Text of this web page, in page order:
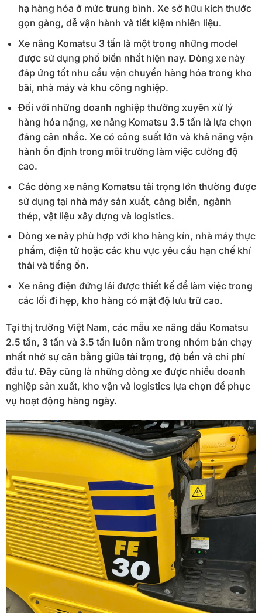
hạ hàng hóa ở mức trung bình. Xe sở hữu kích thước
gọn gàng, dễ vận hành và tiết kiệm nhiên liệu.
Xe nâng Komatsu 3 tấn là một trong những model
được sử dụng phổ biến nhất hiện nay. Dòng xe này
đáp ứng tốt nhu cầu vận chuyển hàng hóa trong kho
bãi, nhà máy và khu công nghiệp.
Đối với những doanh nghiệp thường xuyên xử lý
hàng hóa nặng, xe nâng Komatsu 3.5 tấn là lựa chọn
đáng cân nhắc. Xe có công suất lớn và khả năng vận
hành ổn định trong môi trường làm việc cường độ
cao.
Các dòng xe nâng Komatsu tải trọng lớn thường được
sử dụng tại nhà máy sản xuất, cảng biển, ngành
thép, vật liệu xây dựng và logistics.
Dòng xe này phù hợp với kho hàng kín, nhà máy thực
phẩm, điện tử hoặc các khu vực yêu cầu hạn chế khí
thải và tiếng ồn.
Xe nâng điện đứng lái được thiết kế để làm việc trong
các lối đi hẹp, kho hàng có mật độ lưu trữ cao.
Tại thị trường Việt Nam, các mẫu xe nâng dầu Komatsu
2.5 tấn, 3 tấn và 3.5 tấn luôn nằm trong nhóm bán chạy
nhất nhờ sự cân bằng giữa tải trọng, độ bền và chi phí
đầu tư. Đây cũng là những dòng xe được nhiều doanh
nghiệp sản xuất, kho vận và logistics lựa chọn để phục
vụ hoạt động hàng ngày.